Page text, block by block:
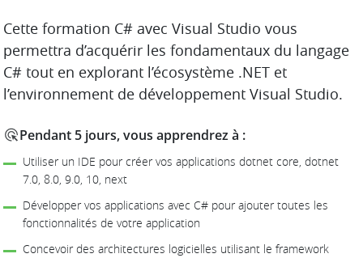
DESCRIPTION
Cette formation C# avec Visual Studio vous
permettra d’acquérir les fondamentaux du langage
C# tout en explorant l’écosystème .NET et
l’environnement de développement Visual Studio.
Pendant 5 jours, vous apprendrez à :
Utiliser un IDE pour créer vos applications dotnet core, dotnet
7.0, 8.0, 9.0, 10, next
Développer vos applications avec C# pour ajouter toutes les
fonctionnalités de votre application
Concevoir des architectures logicielles utilisant le framework